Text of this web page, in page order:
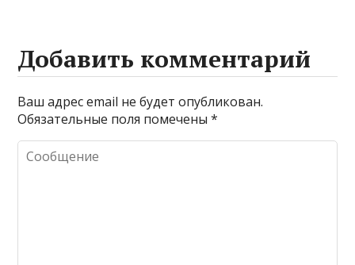
Добавить комментарий
Ваш адрес email не будет опубликован.
Обязательные поля помечены*